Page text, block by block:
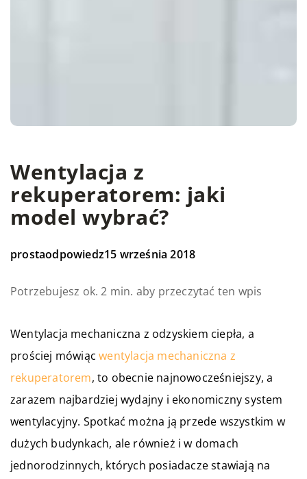
Wentylacja z
rekuperatorem: jaki
model wybrać?
prostaodpowiedz15 września 2018
Potrzebujesz ok. 2 min. aby przeczytać ten wpis
Wentylacja mechaniczna z odzyskiem ciepła, a
prościej mówiącwentylacja mechaniczna z
rekuperatorem, to obecnie najnowocześniejszy, a
zarazem najbardziej wydajny i ekonomiczny system
wentylacyjny. Spotkać można ją przede wszystkim w
dużych budynkach, ale również i w domach
jednorodzinnych, których posiadacze stawiają na